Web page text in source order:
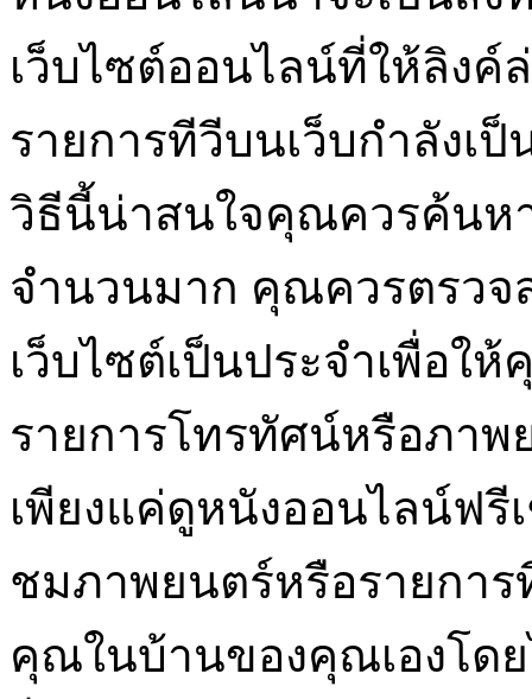
เว็บไซต์ออนไลน์ที่ให้ลิงค์
รายการทีวีบนเว็บกำลัง
วิธีนี้น่าสนใจคุณควรค้นห
จำนวนมาก คุณควรตรวจ
เว็บไซต์เป็นประจำเพื่อใ
รายการโทรทัศน์หรือภา
เพียงแค่ดูหนังออนไลน์ฟ
ชมภาพยนตร์หรือรายกา
คุณในบ้านของคุณเองโด